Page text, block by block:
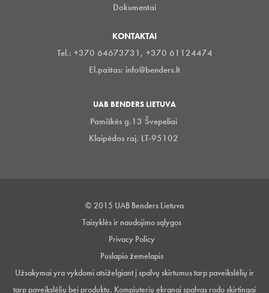
Dokumentai
KONTAKTAI
Tel.: +370 64673731, +370 61124474
El.paštas: info@benders.lt
UAB BENDERS LIETUVA
Pamiškės g.13 Švepeliai
Klaipėdos raj. LT-95102
© 2015 UAB Benders Lietuva
Taisyklės ir naudojimo sąlygos
Privacy Policy
Puslapio žemelapis
Užsakymai yra vykdomi atsiželgiant į spalvų skirtumus tarp paveikslėlių ir
tarp paveikslėlių bei produktų. Kompiuterių ekranai spalvas rodo skirtingai